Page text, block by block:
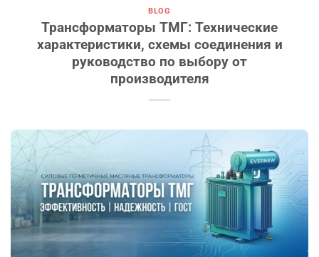
BLOG
Трансформаторы ТМГ: Технические
характеристики, схемы соединения и
руководство по выбору от
производителя